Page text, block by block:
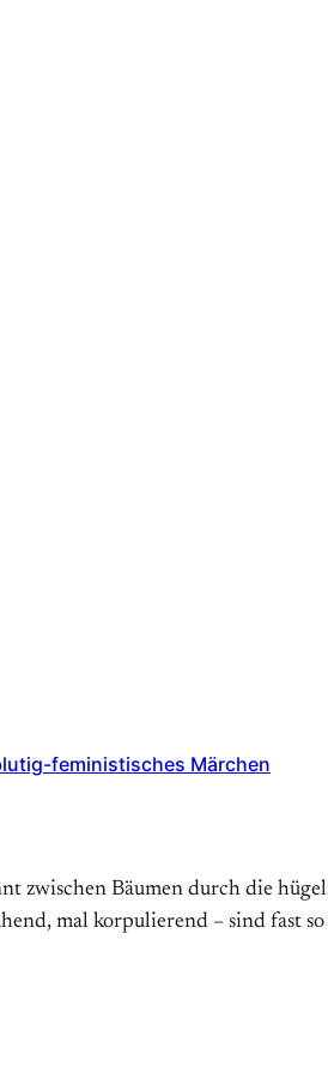
feministisches Märchen
zwischen Bäumen durch die
mal korpulierend – sind fast